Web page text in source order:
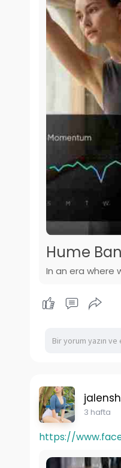
Hume
In an era where
3 hafta
https://